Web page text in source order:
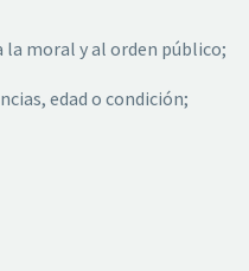
moral y al orden público;
edad o condición;